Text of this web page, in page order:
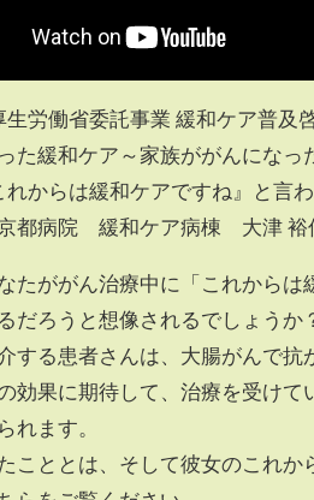
生労働省委託事業 緩和ケア普及
た緩和ケア～家族ががんになっ
からは緩和ケアですね』と言わ
都病院 緩和ケア病棟 大津 裕
たががん治療中に「これから
だろうと想像されるでしょうか
する患者さんは、大腸がんで抗
効果に期待して、治療を受け
れます。
こととは、そして彼女のこれか